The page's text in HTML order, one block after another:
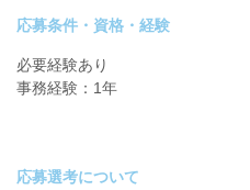
応募条件・資格・経験
必要経験あり
事務経験：1年
応募選考について